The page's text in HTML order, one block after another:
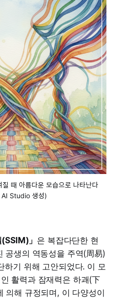
때 아름다운 모습으로 나타난다
Studio 생성)
」 은 복잡다단한 현
공생의 역동성을 주역(周易)
하기 위해 고안되었다. 이 모
활력과 잠재력은 하괘(下
의해 규정되며, 이 다양성이